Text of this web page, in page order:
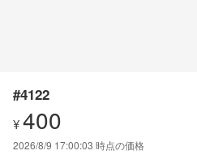
#4122
¥400
2026/8/9 17:00:03 時点の価格